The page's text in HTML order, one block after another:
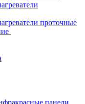
проточные
панели